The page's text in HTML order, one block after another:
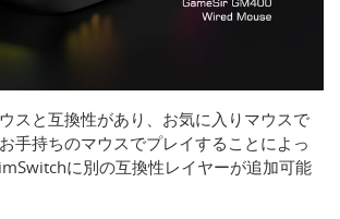
スと互換性があり、お気に入りマウスで
手持ちのマウスでプレイすることによっ
に別の互換性レイヤーが追加可能